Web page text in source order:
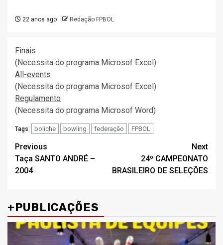
22 anos ago Redação FPBOL
Finais
(Necessita do programa Microsof Excel)
All-events
(Necessita do programa Microsof Excel)
Regulamento
(Necessita do programa Microsof Word)
Tags: boliche bowling federação FPBOL
Post
navigation
Previous
Taça SANTO ANDRÉ –
2004
Next
24º CAMPEONATO
BRASILEIRO DE SELEÇÕES
+PUBLICAÇÕES